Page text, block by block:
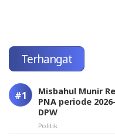
Terhangat
Misbahul Munir
PNA periode
DPW
Politik